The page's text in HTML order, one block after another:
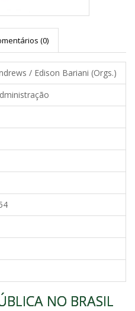
(0)
/ Edison Bariani (Orgs.)
NO BRASIL